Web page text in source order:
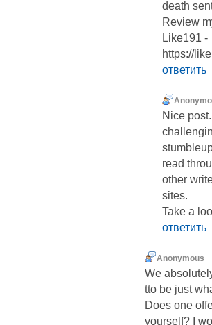
death
Review
Like191 -
https://
ответить
Nice
read
other
sites.
Take a
ответить
Anonymous
We
tto be just
Does one
yourself? I